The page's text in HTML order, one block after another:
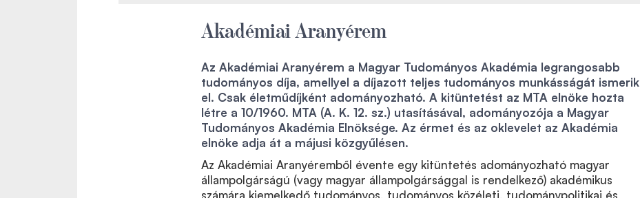
Akadémiai Aranyérem
Az Akadémiai Aranyérem a Magyar Tudományos Akadémia legrangosabb
tudományos díja, amellyel a díjazott teljes tudományos munkásságát ismerik
el. Csak életműdíjként adományozható. A kitüntetést az MTA elnöke hozta
létre a 10/1960. MTA (A. K. 12. sz.) utasításával, adományozója a Magyar
Tudományos Akadémia Elnöksége. Az érmet és az oklevelet az Akadémia
elnöke adja át a májusi közgyűlésen.
Az Akadémiai Aranyéremből évente egy kitüntetés adományozható magyar
állampolgárságú (vagy magyar állampolgársággal is rendelkező) akadémikus
számára kiemelkedő tudományos, tudományos közéleti, tudománypolitikai és